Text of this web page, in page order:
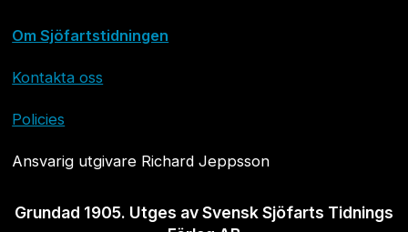
Om Sjöfartstidningen
Kontakta oss
Policies
Ansvarig utgivare Richard Jeppsson
Grundad 1905. Utges av Svensk Sjöfarts Tidnings